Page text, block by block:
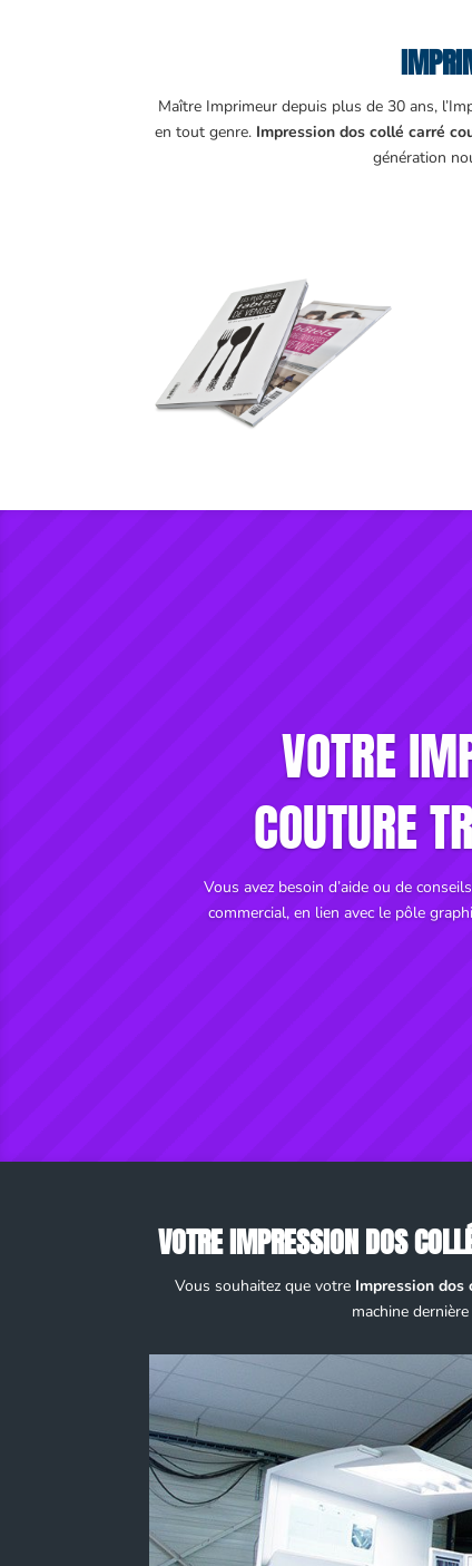
Maître Imprimeur depuis plus de 30 ans,
en tout genre. Impression dos collé carré
génération
VOTRE
COUTURE
Vous avez besoin d’aide ou de
commercial, en lien avec le pôle
VOTRE IMPRESSION DOS
Vous souhaitez que votre Impression
machine